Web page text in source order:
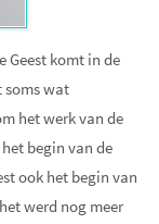
Geest komt in de
soms wat
het werk van de
begin van de
ook het begin van
werd nog meer